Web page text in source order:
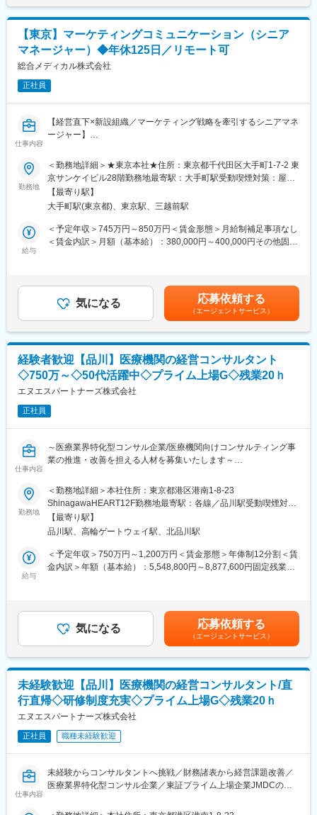
グループ会社を含めた多岐にわたる事業領域のため、顧客に対し
て医療に関わるトータルサポートが可能です。人々の生活に必要
不可欠な医療を支えており、事業の柱が複数あることで社員の雇
用の安定性もあります。
・企業理念を元に社員を大切にする風土があり、社員が長く働け
る環境や制度を整備しています。
（2）広報戦略の立案・実行
・メディアリレーションの構築・強化
・プレスリリースの企画・作成・配信
・経営陣の情報発信支援
・SNSなどデジタルチャネルを活用した広報施策の企画・運営
（3）プロジェクトマネジメント・組織運営
・年間計画の策定およびプロジェクト進行管理
・外部パートナーや関係部署との連携
・メンバー育成・支援
（4）効果分析・改善
・KPI設計および施策効果の測定
・データ分析に基づく改善提案・施策最適化
（5）社内外ステークホルダーとの連携
・経営層とのコミュニケーションおよび戦略立案支援
コーポレートブランディング＆マーケティング部
・部長：1名
・メンバー：3名
2025年に立ち上がった新しい組織です。経験豊富な部長のもと、
ブランド発信機能の強化を進めています。組織づくりの中心メン
バーとして主体的に活躍いただけます。
【ポジションの魅力】
◎経営層と近い距離で企業ブランド戦略に携われる
◎広報・ブランディングに加え、SNSなどデジタル領域の経験も
活かせる
変更の範囲：管理監督の責を負い、経営目標の達成及び経営戦略
の実現に向けた業務に従事する
【東京】マーケティングコミュニケーション（シニア
マネージャー）◆年休125日／リモート可
総合メディカル株式会社
正社員
仕事内容
【経営直下×新設組織／マーケティング戦略を牽引するシニアマネ
ージャー】
ィング部の中核ポジションです。経営層と連携しながら、マーケ
ティング戦略の立案から施策実行、効果検証までをリード。SNS
やデジタル施策を活用しながら、認知拡大とブランド価値向上を
推進するとともに、組織づくりやメンバー育成も担っていただき
ます。
【具体的な業務】
・全社横断でのマーケティングプロジェクト推進
（2）コミュニケーション施策の企画・実行
・地域薬局や新サービスにおけるプロモーション支援
・ブランド価値向上に向けたコミュニケーション設計
（3）効果測定・改善
・KPI設計および施策効果の分析
・データに基づく改善提案とPDCA推進
・マーケティング投資の最適化
（4）プロジェクトマネジメント・組織運営
・年間計画の策定および進行管理
・メンバー育成およびチーム運営
・プレイングマネージャーとして実務とマネジメントを担当
（5）社内外との連携
・ブランド戦略との整合性を踏まえたコミュニケーション展開
2025年に立ち上がった新しい組織です。経験豊富な部長のもと、
企業ブランディングとマーケティング機能の強化を進めていま
す。経営層と近い距離で、組織づくりの中核メンバーとして活躍
いただけます。
【ポジションの魅力】
◎経営層と直接連携し、マーケティング戦略の上流から携われる
◎新設組織の中核として仕組みづくりや組織づくりに関われる
◎SNS・デジタル施策を含む幅広いマーケティング経験を活かせ
できる
の実現に向けた業務に従事する
勤務地
＜勤務地詳細＞★東京本社★住所：東京都千代田区大手町1-7-2 東
京サンケイビル28階勤務地最寄駅：大手町駅受動喫煙対策：屋内
全面禁煙変更の範囲：会社の定める事業所
【最寄り駅】
大手町駅(東京都)、東京駅、三越前駅
給与
＜予定年収＞745万円～850万円＜賃金形態＞月給制補足事項なし
＜賃金内訳＞月額（基本給）：380,000円～400,000円その他固定
安の金額であり、選考を通じて上下する可能性があります。月給
(月額)は固定手当を含めた表記です。
気になる 応募依頼する
（エージェントサービス）
経験者歓迎【品川】医療機関の経営コンサルタント
◇750万～◇50代活躍中◇プライム上場G◇残業20ｈ
エヌエスパートナーズ株式会社
正社員
仕事内容
～医療業界特化型コンサル企業/医療機関向けコンサルティング事
業の推進・改善を担える人材を募集いたします～
■業務内容：
当社が経営再建を行う医療機関等に対して、業績管理、経営課題
の分析、社内外に向けた業績や計画の説明、施設の新規立ち上げ
などを担い、経営参謀としてご活躍いただきます。
■業務詳細：
・業績管理(P/L・B/S管理、経営戦略のKPI管理、モニタリング)
手配、行政との折衝、進捗管理等）
・投資家や金融機関向けの説明資料の作成とプレゼン
近で学びながら経験を積むことが可能です。
■プロジェクト参画例：
大阪の病院に5名常駐（東京は1名のみ）しており、業況のよくな
い病院の収益体制を整えるために大体1年くらい常駐するイメージ
です。もし東京にご家族等がいれば月に2回などまでであれば東京
までの往復交通費を会社が負担しております。
常駐でなく出張で対応するケースもあり、その場合は出張が多く
て週2回程度、残りは東京オフィスへ出社となります。
勤務地
＜勤務地詳細＞本社住所：東京都港区港南1-8-23
ShinagawaHEART12F勤務地最寄駅：各線／品川駅受動喫煙対
策：屋内喫煙可能場所あり
【最寄り駅】
品川駅、高輪ゲートウェイ駅、北品川駅
給与
＜予定年収＞750万円～1,200万円＜賃金形態＞年俸制12分割＜賃
金内訳＞年額（基本給）：5,548,800円～8,877,600円固定残業手
業手当＞有＜給与補足＞※年齢・経験・能力を考慮の上決定しま
す。※年収を12ヶ月で分割払い、1,000円未満の端数がある場合は
初月にまとめてお支払いたします。■賞与：業績により別途賞与を
支給賃金はあくまでも目安の金額であり、選考を通じて上下する
可能性があります。月給(月額)は固定手当を含めた表記です。
気になる 応募依頼する
（エージェントサービス）
未経験歓迎【品川】医療機関の経営コンサルタント/直
行直帰◇研修制度充実◇プライム上場G◇残業20ｈ
エヌエスパートナーズ株式会社
正社員 職種未経験歓迎
仕事内容
未経験からコンサルタントへ挑戦／財務諸表から経営課題改善／
医療業界特化型コンサル企業／東証プライム上場企業JMDCの子